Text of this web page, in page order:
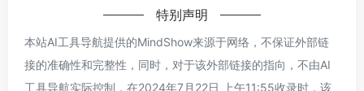
特别声明
本站AI工具导航提供的MindShow来源于网络，不保证外部链
接的准确性和完整性，同时，对于该外部链接的指向，不由AI
工具导航实际控制，在2024年7月22日 上午11:55收录时，该